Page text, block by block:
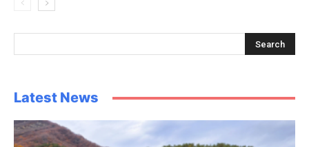
Latest News